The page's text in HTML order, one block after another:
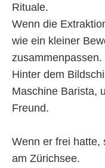
Rituale.
Wenn die
wie ein kleiner
zusammenpassen.
Hinter dem
Maschine Barista,
Freund.
Wenn er frei hatte,
am Zürichsee.